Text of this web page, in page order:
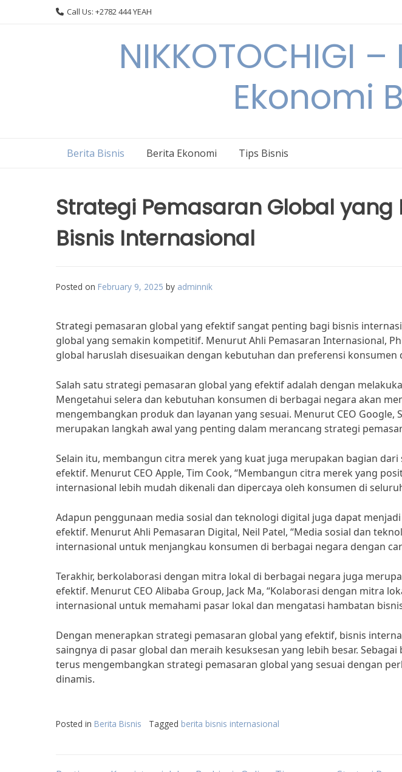
Call Us: +2782 444 YEAH
NIKKOTOCHIGI
Ekonomi
Berita Bisnis Berita Ekonomi Tips Bisnis
Strategi Pemasaran Global yang
Bisnis Internasional
Posted on February 9, 2025 by adminnik
Strategi pemasaran global yang efektif sangat penting bagi bisnis
global yang semakin kompetitif. Menurut Ahli Pemasaran Internasional,
global haruslah disesuaikan dengan kebutuhan dan preferensi konsumen
Salah satu strategi pemasaran global yang efektif adalah dengan
Mengetahui selera dan kebutuhan konsumen di berbagai negara akan
mengembangkan produk dan layanan yang sesuai. Menurut CEO Google,
merupakan langkah awal yang penting dalam merancang strategi
Selain itu, membangun citra merek yang kuat juga merupakan bagian
efektif. Menurut CEO Apple, Tim Cook, “Membangun citra merek yang
internasional lebih mudah dikenali dan dipercaya oleh konsumen di
Adapun penggunaan media sosial dan teknologi digital juga dapat
efektif. Menurut Ahli Pemasaran Digital, Neil Patel, “Media sosial dan
internasional untuk menjangkau konsumen di berbagai negara dengan
Terakhir, berkolaborasi dengan mitra lokal di berbagai negara juga
efektif. Menurut CEO Alibaba Group, Jack Ma, “Kolaborasi dengan mitra
internasional untuk memahami pasar lokal dan mengatasi hambatan
Dengan menerapkan strategi pemasaran global yang efektif, bisnis
saingnya di pasar global dan meraih kesuksesan yang lebih besar.
terus mengembangkan strategi pemasaran global yang sesuai dengan
dinamis.
Posted in Berita Bisnis Tagged berita bisnis internasional